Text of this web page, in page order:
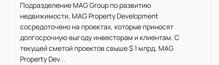
Подразделение MAG Group по развитию
недвижимости, MAG Property Development
сосредоточено на проектах, которые приносят
долгосрочную выгоду инвесторам и клиентам. С
текущей сметой проектов свыше $ 1 млрд, MAG
Property Dev...